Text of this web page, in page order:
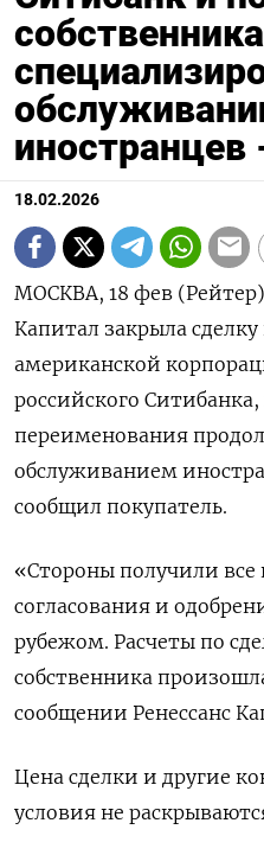
18.02.2026
МОСКВА, 18 фев
Капитал закрыла
американской
российского
‌переименования
обслуживанием
сообщил покупатель.
«Стороны получили
согласования и
рубежом. Расчеты ​по
собственника
сообщении ⁠Ренессанс
Цена сделки и другие
условия ‌не